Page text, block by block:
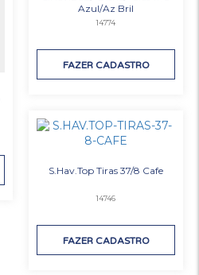
Azul/Az Bril
14774
FAZER CADASTRO
S.Hav.Top Tiras 37/8 Cafe
14746
FAZER CADASTRO